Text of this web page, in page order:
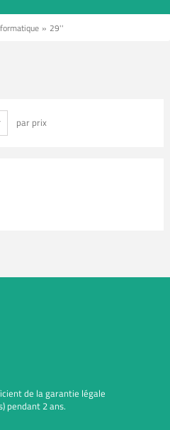
» 29''
par prix
de la garantie légale
pendant 2 ans.